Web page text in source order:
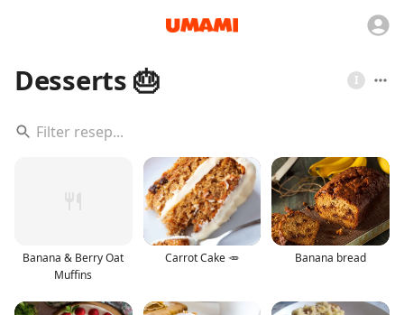
Desserts 🎂 I
Banana & Berry Oat
Muffins
Carrot Cake 🥕 Banana bread